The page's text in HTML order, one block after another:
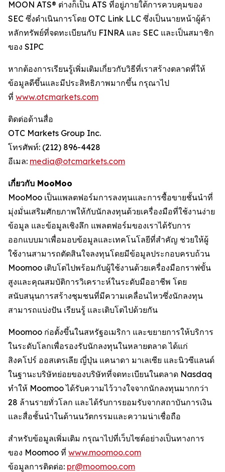
MOON ATS® ต่างก็เป็น ATS ที่อยู่ภายใต้การควบคุมของ
SEC ซึ่งดำเนินการโดย OTC Link LLC ซึ่งเป็นนายหน้าผู้ค้า
หลักทรัพย์ที่จดทะเบียนกับ FINRA และ SEC และเป็นสมาชิก
ของ SIPC
หากต้องการเรียนรู้เพิ่มเติมเกี่ยวกับวิธีที่เราสร้างตลาดที่ให้
ข้อมูลดีขึ้นและมีประสิทธิภาพมากขึ้น กรุณาไป
ที่ www.otcmarkets.com
ติดต่อด้านสื่อ
OTC Markets Group Inc.
โทรศัพท์: (212) 896-4428
อีเมล: media@otcmarkets.com
เกี่ยวกับ MooMoo
MooMoo เป็นแพลตฟอร์มการลงทุนและการซื้อขายชั้นนำที่
มุ่งมั่นเสริมศักยภาพให้กับนักลงทุนด้วยเครื่องมือที่ใช้งานง่าย
ข้อมูล และข้อมูลเชิงลึก แพลตฟอร์มของเราได้รับการ
ออกแบบมาเพื่อมอบข้อมูลและเทคโนโลยีที่สำคัญ ช่วยให้ผู้
ใช้งานสามารถตัดสินใจลงทุนโดยมีข้อมูลประกอบครบถ้วน
Moomoo เติบโตไปพร้อมกับผู้ใช้งานด้วยเครื่องมือกราฟขั้น
สูงและคุณสมบัติการวิเคราะห์ในระดับมืออาชีพ โดย
สนับสนุนการสร้างชุมชนที่มีความเคลื่อนไหวซึ่งนักลงทุน
สามารถแบ่งปัน เรียนรู้ และเติบโตไปด้วยกัน
Moomoo ก่อตั้งขึ้นในสหรัฐอเมริกา และขยายการให้บริการ
ในระดับโลกเพื่อรองรับนักลงทุนในหลายตลาด ได้แก่
สิงคโปร์ ออสเตรเลีย ญี่ปุ่น แคนาดา มาเลเซีย และนิวซีแลนด์
ในฐานะบริษัทย่อยของบริษัทที่จดทะเบียนในตลาด Nasdaq
ทำให้ Moomoo ได้รับความไว้วางใจจากนักลงทุนมากกว่า
28 ล้านรายทั่วโลก และได้รับการยอมรับจากสถาบันการเงิน
และสื่อชั้นนำในด้านนวัตกรรมและความน่าเชื่อถือ
สำหรับข้อมูลเพิ่มเติม กรุณาไปที่เว็บไซต์อย่างเป็นทางการ
ของ Moomoo ที่ www.moomoo.com
ข้อมูลการติดต่อ: pr@moomoo.com